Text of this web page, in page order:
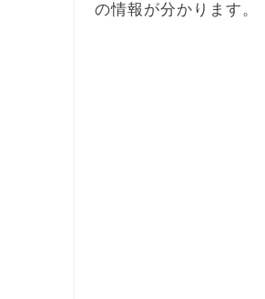
の情報が分かります。